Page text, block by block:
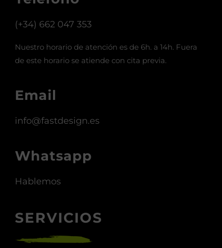
(+34) 662 047 353
Nuestro horario de atención es de 6h. a 14h. Fuera
de este horario se atiende con cita previa.
Email
info@fastdesign.es
Whatsapp
Hablemos
SERVICIOS